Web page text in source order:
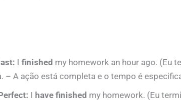
I finished my homework an hour ago. (Eu
– A ação está completa e o tempo é
I have finished my homework. (Eu